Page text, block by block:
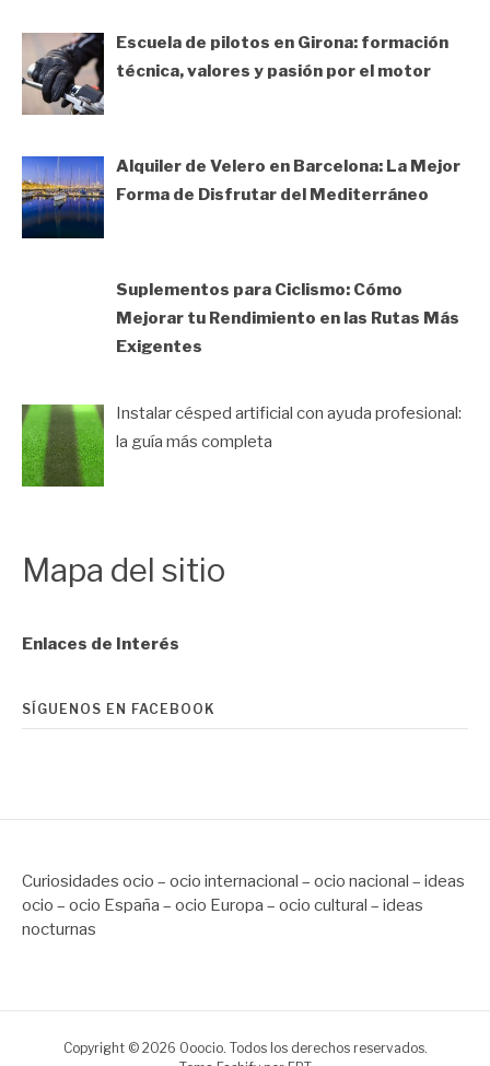
Escuela de pilotos en Girona: formación
técnica, valores y pasión por el motor
Alquiler de Velero en Barcelona: La Mejor
Forma de Disfrutar del Mediterráneo
Suplementos para Ciclismo: Cómo
Mejorar tu Rendimiento en las Rutas Más
Exigentes
Instalar césped artificial con ayuda profesional:
la guía más completa
Mapa del sitio
Enlaces de Interés
SÍGUENOS EN FACEBOOK
Curiosidades ocio – ocio internacional – ocio nacional – ideas
ocio – ocio España – ocio Europa – ocio cultural – ideas
nocturnas
Copyright © 2026 Ooocio. Todos los derechos reservados.